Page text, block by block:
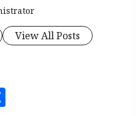
View All Posts